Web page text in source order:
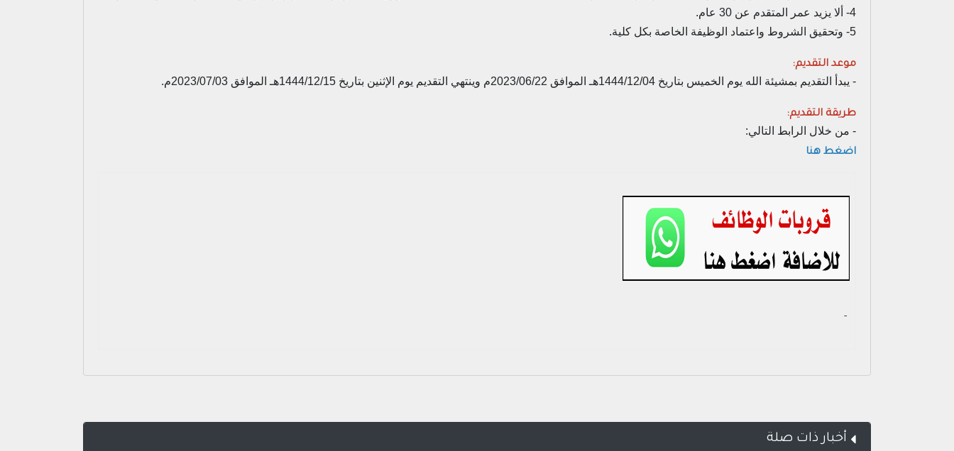
4- ألا يزيد عمر المتقدم عن 30 عام.
5- وتحقيق الشروط واعتماد الوظيفة الخاصة بكل كلية.
موعد التقديم:
- يبدأ التقديم بمشيئة الله يوم الخميس بتاريخ 1444/12/04هـ الموافق 2023/06/22م وينتهي التقديم يوم الإثنين بتاريخ 1444/12/15هـ الموافق 2023/07/03م.
طريقة التقديم:
- من خلال الرابط التالي:
اضغط هنا
- ‏
أخبار ذات صلة